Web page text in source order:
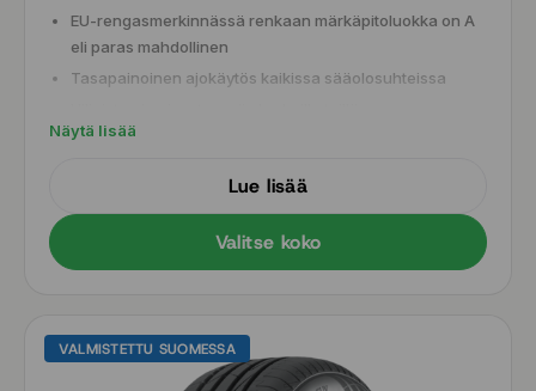
EU-rengasmerkinnässä renkaan märkäpitoluokka on A
eli paras mahdollinen
Tasapainoinen ajokäytös kaikissa sääolosuhteissa
Sopiva rengas myös uusimpiin hybrideihin ja
Nauti mukavuudesta ja hiljaisesta ajamisesta myös
Näytä lisää
Lue lisää
Valitse koko
VALMISTETTU SUOMESSA